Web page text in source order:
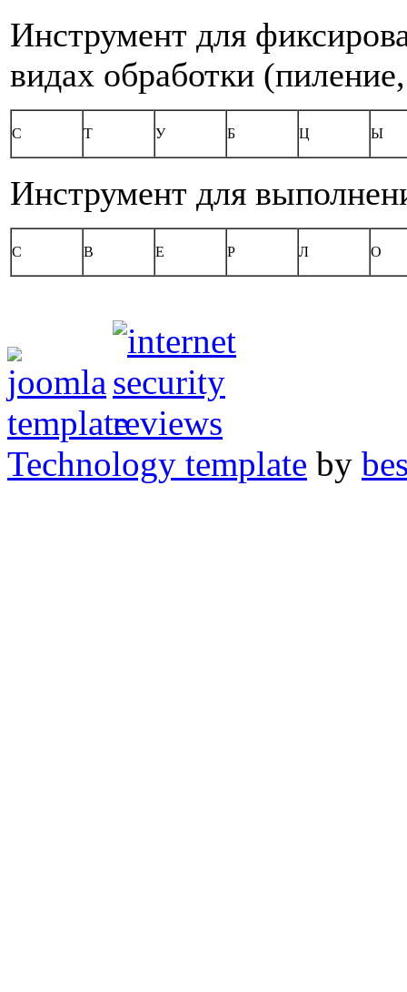
Инструмент для
видах обработки
С Т У Б Ц Ы
Инструмент для
С В Е Р Л О
Technology template by